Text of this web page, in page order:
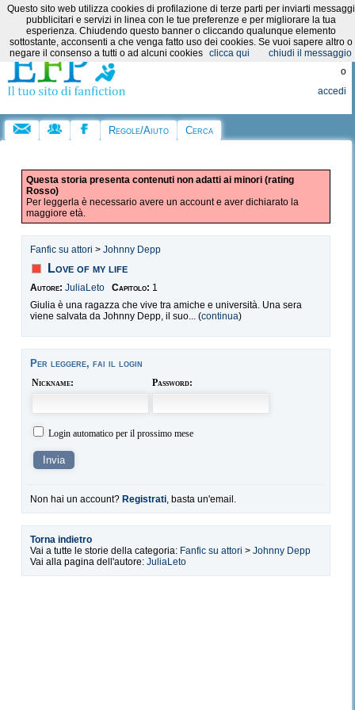
Categorie:
Registrati
o
accedi
Regole/Aiuto Cerca
Questa storia presenta contenuti non adatti ai minori (rating
Rosso)
Per leggerla è necessario avere un account e aver dichiarato la
maggiore età.
Fanfic su attori > Johnny Depp
Love of my life
Autore: JuliaLeto Capitolo: 1
Giulia è una ragazza che vive tra amiche e università. Una sera
viene salvata da Johnny Depp, il suo... (continua)
Per leggere, fai il login
Nickname: Password:
Login automatico per il prossimo mese
Non hai un account? Registrati, basta un'email.
Torna indietro
Vai a tutte le storie della categoria: Fanfic su attori > Johnny Depp
Vai alla pagina dell'autore: JuliaLeto
Questo sito web utilizza cookies di profilazione di terze parti per inviarti messaggi
pubblicitari e servizi in linea con le tue preferenze e per migliorare la tua
esperienza. Chiudendo questo banner o cliccando qualunque elemento
sottostante, acconsenti a che venga fatto uso dei cookies. Se vuoi sapere altro o
negare il consenso a tutti o ad alcuni cookies clicca qui chiudi il messaggio